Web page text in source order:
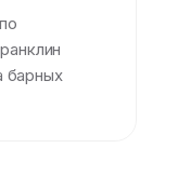
барных